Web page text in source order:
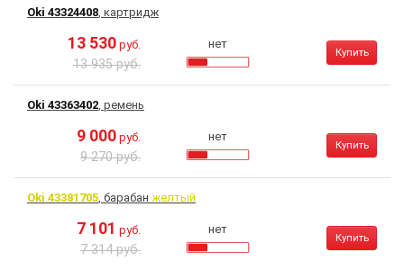
Oki 43324408, картридж
13 530 руб.
13 935 руб.
нет
Купить
Oki 43363402, ремень
9 000 руб.
9 270 руб.
нет
Купить
Oki 43381705, барабан желтый
7 101 руб.
7 314 руб.
нет
Купить